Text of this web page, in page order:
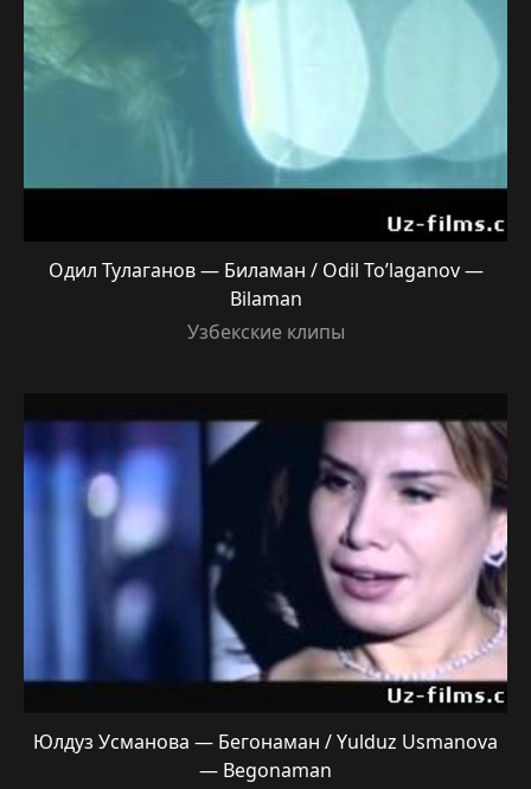
Одил Тулаганов — Биламан / Odil To’laganov —
Bilaman
Узбекские клипы
Юлдуз Усманова — Бегонаман / Yulduz Usmanova
— Begonaman